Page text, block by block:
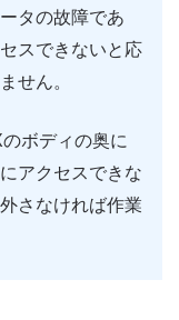
タの故障であ
スできないと応
せん。
ボディの奥に
アクセスできな
さなければ作業